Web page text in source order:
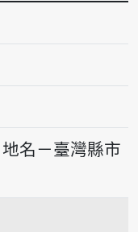
名－臺灣縣市